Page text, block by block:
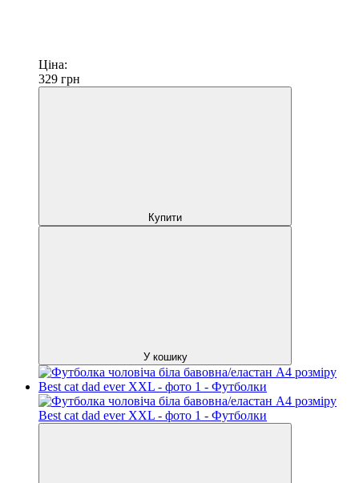
Ціна:
329 грн
Купити
У кошику